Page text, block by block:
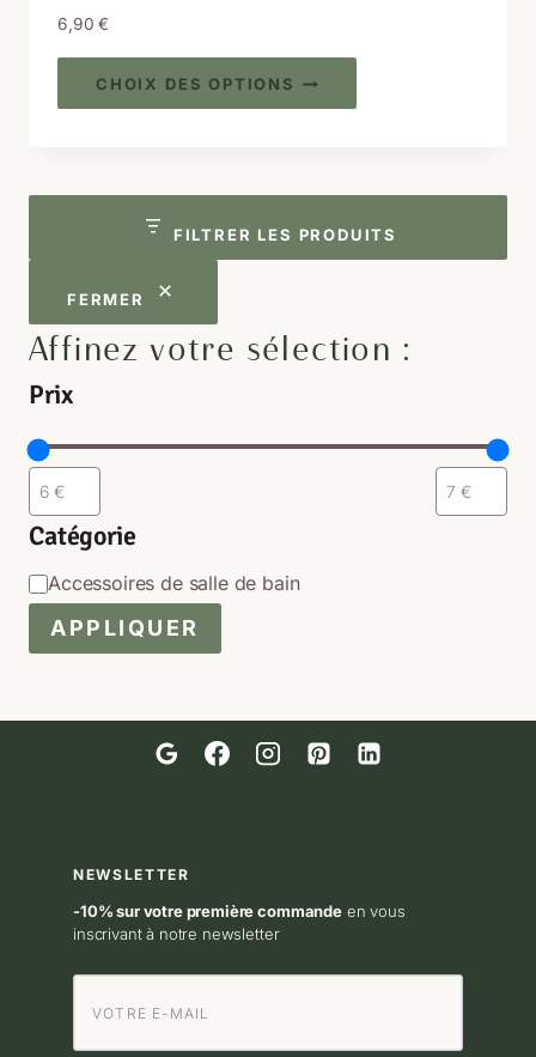
6,90€
CHOIX DES OPTIONS
produit
variations.
Les
options
choisies
FILTRER LES PRODUITS
FERMER
Affinez votre sélection :
Prix
Catégorie
Catégorie
Accessoires de salle de bain
APPLIQUER
NEWSLETTER
-10% sur votre première commandeen vous
inscrivant à notre newsletter